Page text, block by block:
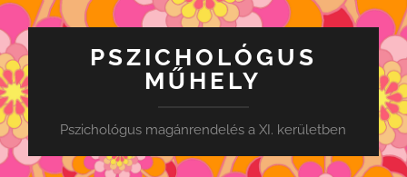
PSZICHOLÓGUS
MŰHELY
Pszichológus magánrendelés a XI. kerületben